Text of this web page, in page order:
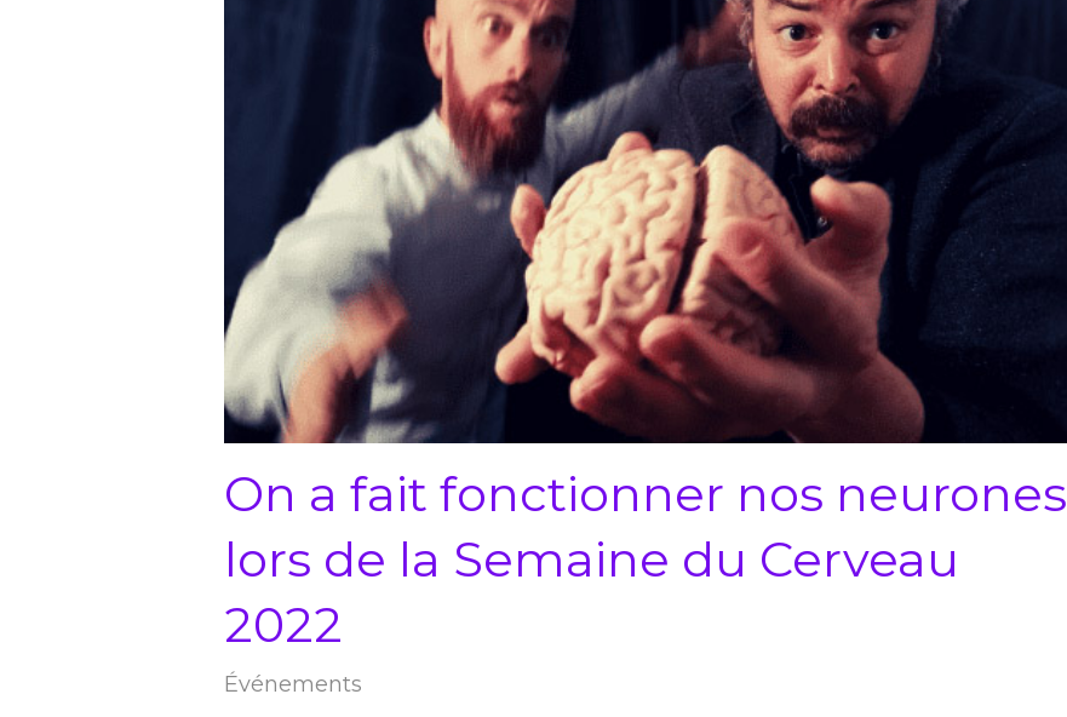
On a fait fonctionner nos neurones
lors de la Semaine du Cerveau
2022
Événements